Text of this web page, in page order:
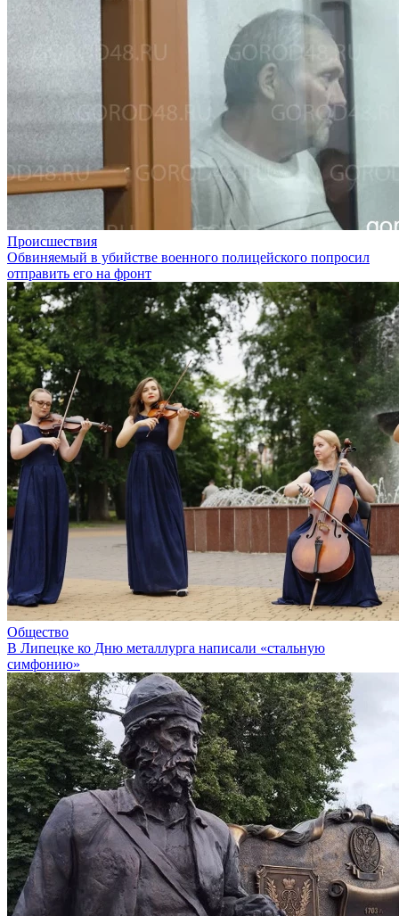
Происшествия
Обвиняемый в убийстве военного полицейского попросил
отправить его на фронт
Общество
В Липецке ко Дню металлурга написали «стальную
симфонию»